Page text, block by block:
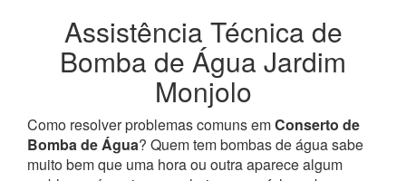
Assistência Técnica de
Bomba de Água Jardim
Monjolo
Como resolver problemas comuns emConserto de
Bomba de Água? Quem tem bombas de água sabe
muito bem que uma hora ou outra aparece algum